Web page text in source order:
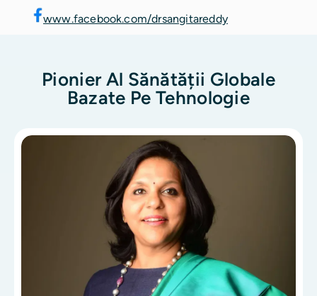
www.facebook.com/drsangitareddy
Pionier Al Sănătății Globale
Bazate Pe Tehnologie